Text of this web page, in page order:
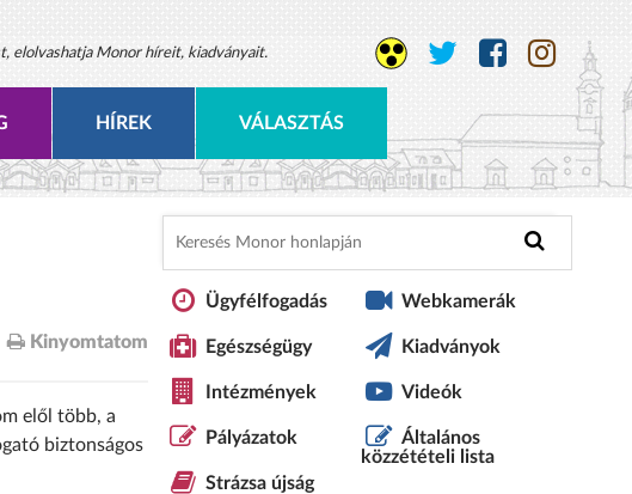
elolvashatja Monor híreit, kiadványait.
HÍREK VÁLASZTÁS
Kinyomtatom
elől több, a
biztonságos
Ügyfélfogadás
Egészségügy
Intézmények
Pályázatok
Strázsa újság
Webkamerák
Kiadványok
Videók
Általános
közzétételi lista